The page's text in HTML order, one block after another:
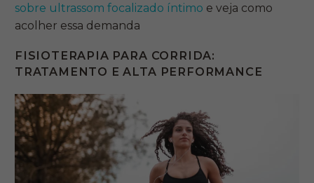
sobre ultrassom focalizado íntimo e veja como
acolher essa demanda
FISIOTERAPIA PARA CORRIDA:
TRATAMENTO E ALTA PERFORMANCE